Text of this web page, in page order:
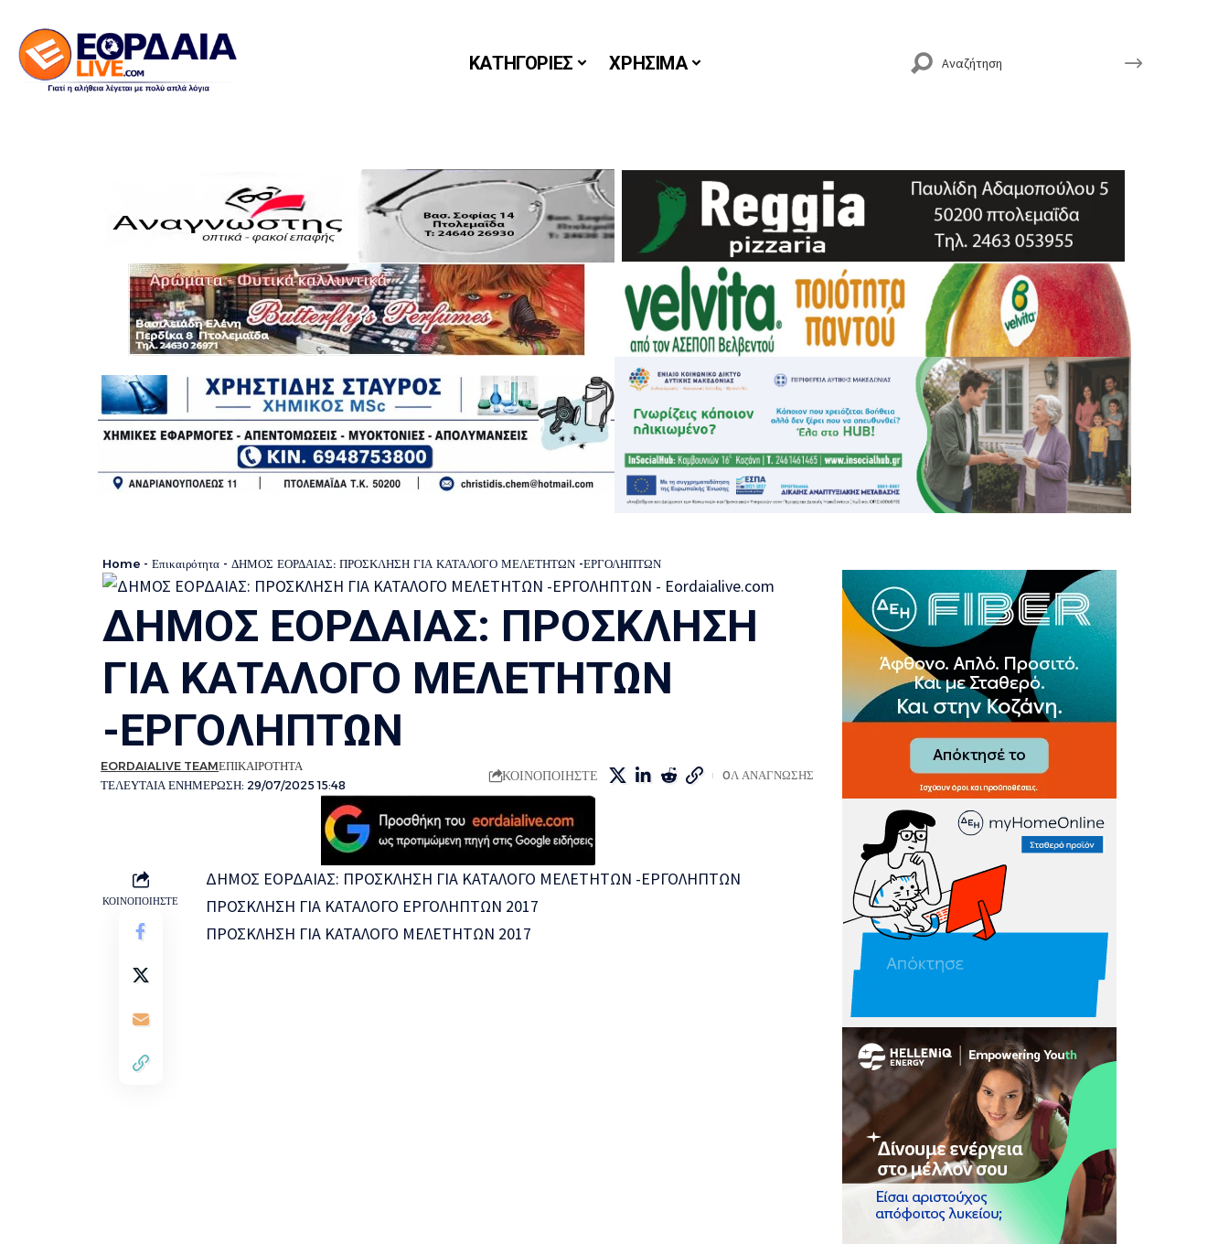
ΚΑΤΗΓΟΡΙΕΣ ΧΡΗΣΙΜΑ
Home - Επικαιρότητα - ΔΗΜΟΣ ΕΟΡΔΑΙΑΣ: ΠΡΟΣΚΛΗΣΗ ΓΙΑ ΚΑΤΑΛΟΓΟ ΜΕΛΕΤΗΤΩΝ -ΕΡΓΟΛΗΠΤΩΝ
ΔΗΜΟΣ ΕΟΡΔΑΙΑΣ: ΠΡΟΣΚΛΗΣΗ
ΓΙΑ ΚΑΤΑΛΟΓΟ ΜΕΛΕΤΗΤΩΝ
-ΕΡΓΟΛΗΠΤΩΝ
ΤΕΛΕΥΤΑΙΑ ΕΝΗΜΕΡΩΣΗ: 29/07/2025 15:48
EORDAIALIVE TEAMΕΠΙΚΑΙΡΟΤΗΤΑ
ΚΟΙΝΟΠΟΙΗΣΤΕ 0Λ ΑΝΑΓΝΩΣΗΣ
ΚΟΙΝΟΠΟΙΗΣΤΕ
ΔΗΜΟΣ ΕΟΡΔΑΙΑΣ: ΠΡΟΣΚΛΗΣΗ ΓΙΑ ΚΑΤΑΛΟΓΟ ΜΕΛΕΤΗΤΩΝ -ΕΡΓΟΛΗΠΤΩΝ
ΠΡΟΣΚΛΗΣΗ ΓΙΑ ΚΑΤΑΛΟΓΟ ΕΡΓΟΛΗΠΤΩΝ 2017
ΠΡΟΣΚΛΗΣΗ ΓΙΑ ΚΑΤΑΛΟΓΟ ΜΕΛΕΤΗΤΩΝ 2017